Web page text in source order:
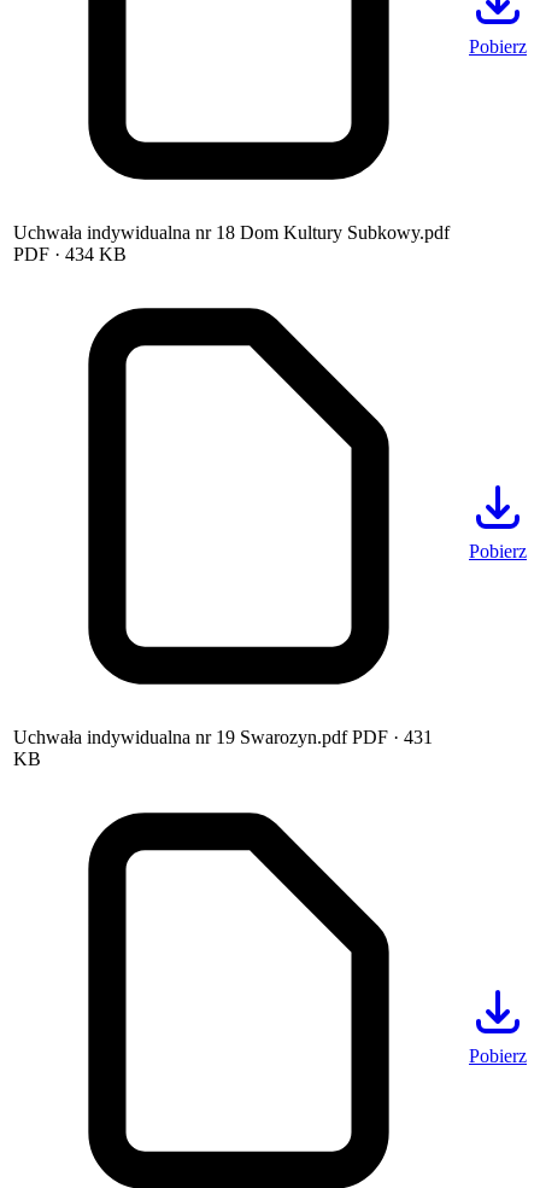
Uchwała indywidualna nr 18 Dom Kultury Subkowy.pdf
PDF · 434 KB
Pobierz
Uchwała indywidualna nr 19 Swarozyn.pdf PDF · 431
KB
Pobierz
Pobierz